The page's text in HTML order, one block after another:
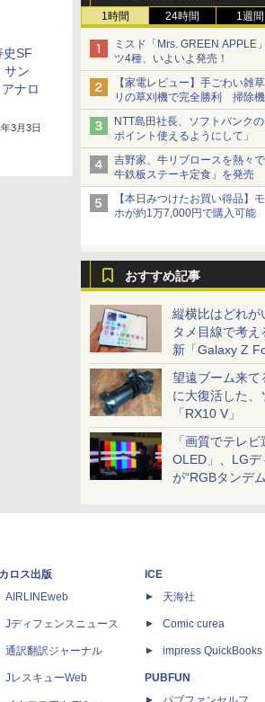
1時間 24時間 1週間
ミスド「Mrs. GREEN APPLE
ツ4種、いよいよ発売！
【家電レビュー】手ごわい雑
リの草刈機で完全勝利 掃除
NTT島田社長、ソフトバンク
ポイント使えるようにして」
吉野家、牛リブロースを熱々
牛鉄板ステーキ定食」を発売
【本日みつけたお買い得品】
ホが約1万7,000円で購入可能
おすすめ記事
縦横比はどれが
タメ目線で考え
新「Galaxy Z
望遠ブーム来て
に大復活した、
「RX10 V」
「画質でテレ
OLED」、LGデ
が“RGBタンデ
史SF
サン
ナロ
3月3日
ロス出版
AIRLINEweb
Jディフェンスニュース
通訳翻訳ジャーナル
JレスキューWeb
ICE
天海社
Comic curea
impress QuickBooks
PUBFUN